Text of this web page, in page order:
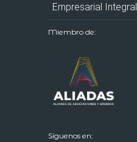
Empresarial Integral
Miembro de:
Síguenos en: